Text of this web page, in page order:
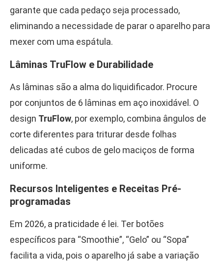
garante que cada pedaço seja processado,
eliminando a necessidade de parar o aparelho para
mexer com uma espátula.
Lâminas TruFlow e Durabilidade
As lâminas são a alma do liquidificador. Procure
por conjuntos de 6 lâminas em aço inoxidável. O
design TruFlow, por exemplo, combina ângulos de
corte diferentes para triturar desde folhas
delicadas até cubos de gelo maciços de forma
uniforme.
Recursos Inteligentes e Receitas Pré-
programadas
Em 2026, a praticidade é lei. Ter botões
específicos para “Smoothie”, “Gelo” ou “Sopa”
facilita a vida, pois o aparelho já sabe a variação